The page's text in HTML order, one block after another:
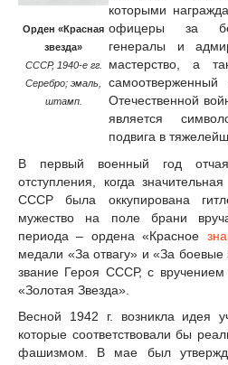
Орден «Красная
звезда»
СССР, 1940-е гг.
Серебро; эмаль,
штамп.
которыми
офицеры за
генералы и
мастерство, а
Отечественной
является
подвига в
В первый военный год
отступления, когда
СССР была оккупирована
мужество на поле брани
периода – ордена «Красное
медали «За отвагу» и «За боевые
звание Героя СССР, с
«Золотая Звезда».
Весной 1942 г. возникла идея
которые соответствовали бы
фашизмом. В мае был